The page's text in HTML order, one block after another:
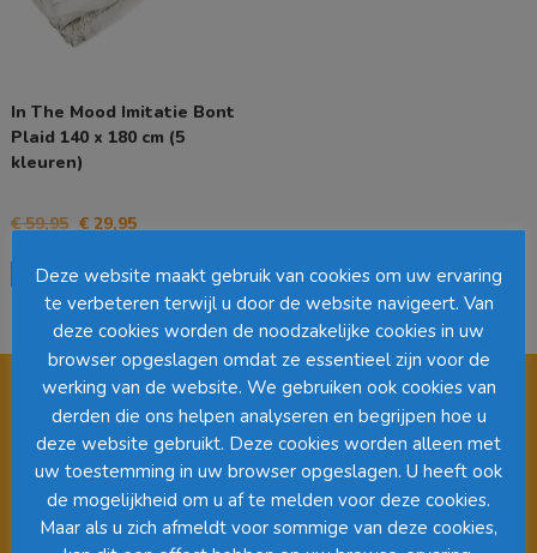
In The Mood Imitatie Bont
Plaid 140 x 180 cm (5
kleuren)
€59,95 Oorspronkelijke
was:
€ 59,95.
€29,95Huidige
is:
€ 29,95.
Opties selecterenproduct
heeft
meerdere
variaties.
Deze
optie
gekozen
worden
op
de
Videospeler
Deze website maakt gebruik van cookies om uw ervaring
te verbeteren terwijl u door de website navigeert. Van
deze cookies worden de noodzakelijke cookies in uw
browser opgeslagen omdat ze essentieel zijn voor de
werking van de website. We gebruiken ook cookies van
derden die ons helpen analyseren en begrijpen hoe u
deze website gebruikt. Deze cookies worden alleen met
uw toestemming in uw browser opgeslagen. U heeft ook
de mogelijkheid om u af te melden voor deze cookies.
Maar als u zich afmeldt voor sommige van deze cookies,